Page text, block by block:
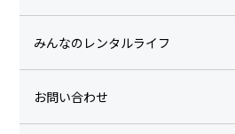
みんなのレンタルライフ
お問い合わせ